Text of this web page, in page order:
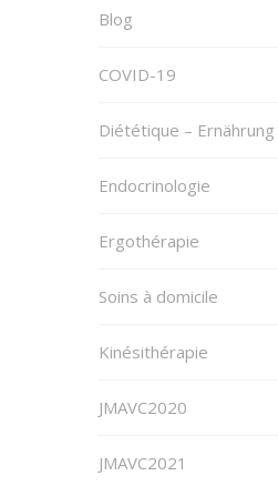
Blog
COVID-19
Diététique – Ernährung
Endocrinologie
Ergothérapie
Soins à domicile
Kinésithérapie
JMAVC2020
JMAVC2021